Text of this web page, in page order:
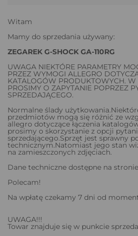
Witam
Mamy do sprzedania używany:
ZEGAREK G-SHOCK GA-110RG
UWAGA NIEKTÓRE PARAMETRY
PRZEZ WYMOGI ALLEGRO
KATALOGÓW PRODUKTOWYCH.
PROSIMY O ZAPYTANIE POPRZEZ
SPRZEDAJĄCEGO.
Normalne ślady
przedmiotów mogą się różnić ze
allegro dotyczące łączenia
prosimy o skorzystanie z opcji
sprzedającego.Sprzęt jest sprawny
technicznym.Natomiast jego stan
na zamieszczonych zdjęciach.
Dane techniczne dostępne na
Polecam!
Na wpłatę czekamy 7 dni od
UWAGA!!!
Towar znajduje się w punkcie